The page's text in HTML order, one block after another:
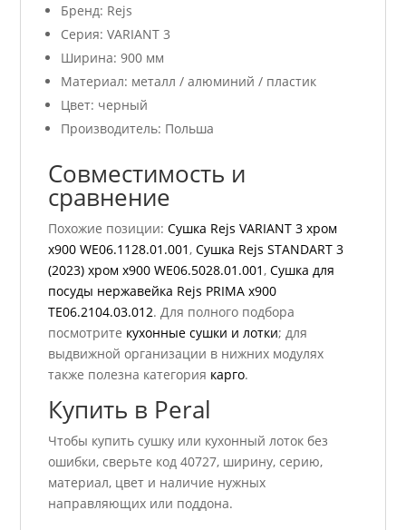
Бренд: Rejs
Серия: VARIANT 3
Ширина: 900 мм
Материал: металл / алюминий / пластик
Цвет: черный
Производитель: Польша
Совместимость и
сравнение
Похожие позиции:Сушка Rejs VARIANT 3 хром
x900 WE06.1128.01.001 ,Сушка Rejs STANDART 3
(2023) хром x900 WE06.5028.01.001 ,Сушка для
посуды нержавейка Rejs PRIMA x900
TE06.2104.03.012. Для полного подбора
посмотрите кухонные сушки и лотки; для
выдвижной организации в нижних модулях
также полезна категория карго.
Купить в Peral
Чтобы купить сушку или кухонный лоток без
ошибки, сверьте код 40727, ширину, серию,
материал, цвет и наличие нужных
направляющих или поддона.